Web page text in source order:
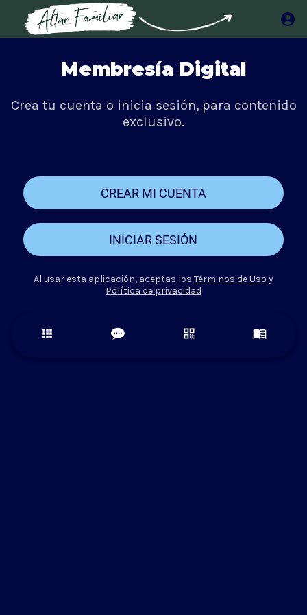
Membresía Digital
Crea tu cuenta o inicia sesión, para contenido
exclusivo.
CREAR MI CUENTA
INICIAR SESIÓN
Al usar esta aplicación, aceptas los Términos de Uso y
Política de privacidad